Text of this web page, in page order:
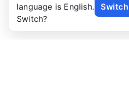
language is English.
Switch?